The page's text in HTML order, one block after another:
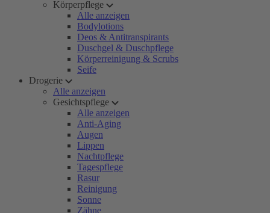
Körperpflege
Alle anzeigen
Bodylotions
Deos & Antitranspirants
Duschgel & Duschpflege
Körperreinigung & Scrubs
Seife
Drogerie
Alle anzeigen
Gesichtspflege
Alle anzeigen
Anti-Aging
Augen
Lippen
Nachtpflege
Tagespflege
Rasur
Reinigung
Sonne
Zähne